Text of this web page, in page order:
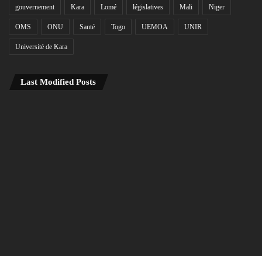
gouvernement Kara Lomé législatives Mali Niger
OMS ONU Santé Togo UEMOA UNIR
Université de Kara
Last Modified Posts